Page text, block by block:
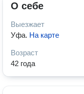
О себе
Выезжает
Уфа. На карте
Возраст
42 года